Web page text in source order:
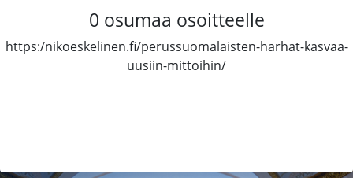
0 osumaa osoitteelle
https:/nikoeskelinen.fi/perussuomalaisten-harhat-kasvaa-
uusiin-mittoihin/